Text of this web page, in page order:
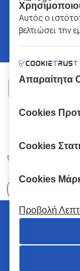
Όροι και Προϋποθέσεις
© 2026
Αυτός ο
βελτιώσει την
Απαραίτητα
Cookies
Cookies
Cookies
Προβολή